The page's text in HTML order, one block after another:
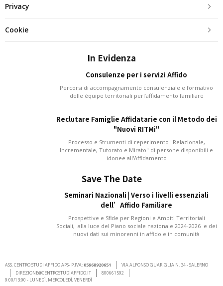
Privacy
Cookie
In Evidenza
Consulenze per i servizi Affido
Percorsi di accompagnamento consulenziale e formativo
delle équipe territoriali perl’affidamento familiare
Reclutare Famiglie Affidatarie con il Metodo dei
"Nuovi RITMi"
Processo e Strumenti di reperimento "Relazionale,
Incrementale, Tutorato e Mirato" di persone disponibili e
idonee all'Affidamento
Save The Date
Seminari Nazionali | Verso i livelli essenziali
dell’Affido Familiare
Prospettive e Sfide per Regioni e Ambiti Territoriali
Sociali, alla luce del Piano sociale nazionale 2024-2026 e dei
nuovi dati sui minorenni in affido e in comunità
ASS. CENTRO STUDI AFFIDO APS- P.IVA:05968920651
VIA ALFONSO GUARIGLIA N. 34 - SALERNO
DIREZIONE@CENTROSTUDIAFFIDO.IT
800661592
9:00/13:00 - LUNEDÌ, MERCOLEDÌ, VENERDÌ